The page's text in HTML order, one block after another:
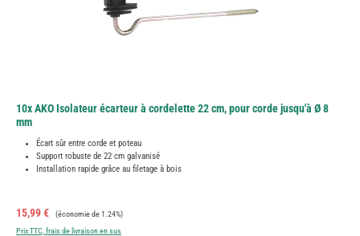
10x AKO Isolateur écarteur à cordelette 22 cm, pour corde jusqu'à Ø 8
mm
Écart sûr entre corde et poteau
Support robuste de 22 cm galvanisé
Installation rapide grâce au filetage à bois
Prix de vente :
15,99 € Prix régulier :
(économie de 1.24%)
Prix TTC, frais de livraison en sus